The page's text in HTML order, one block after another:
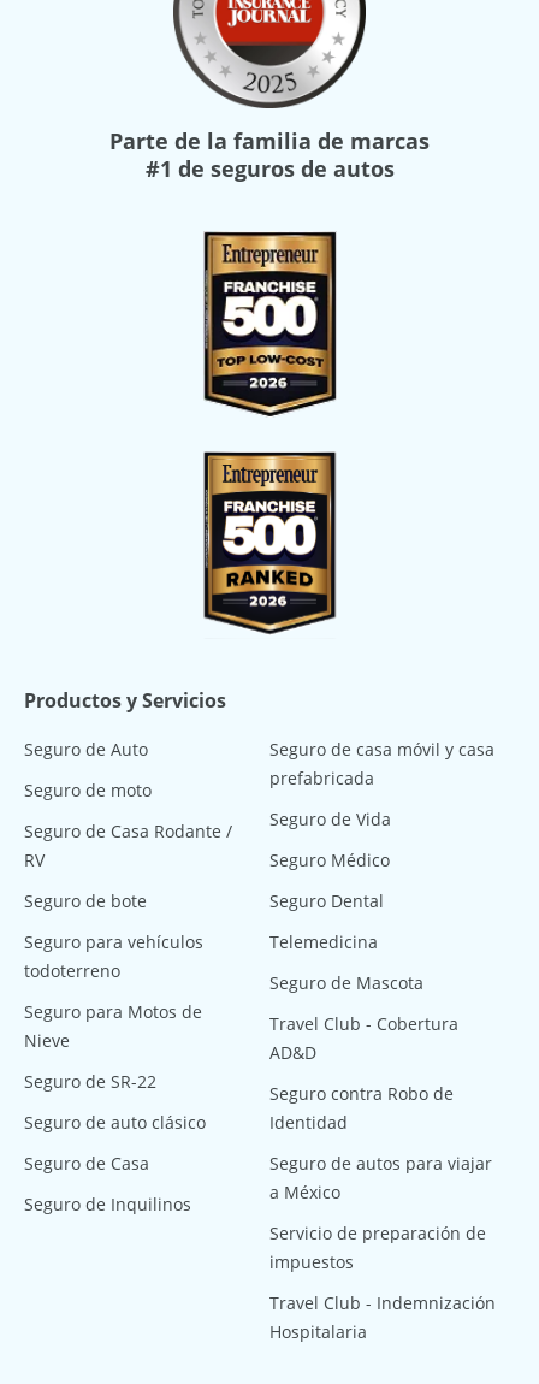
Parte de la familia de marcas
#1 de seguros de autos
Productos y Servicios
Seguro de Auto
Seguro de moto
Seguro de Casa Rodante /
RV
Seguro de bote
Seguro para vehículos
todoterreno
Seguro para Motos de
Nieve
Seguro de SR-22
Seguro de auto clásico
Seguro de Casa
Seguro de Inquilinos
Seguro de casa móvil y casa
prefabricada
Seguro de Vida
Seguro Médico
Seguro Dental
Telemedicina
Seguro de Mascota
Travel Club - Cobertura
AD&D
Seguro contra Robo de
Identidad
Seguro de autos para viajar
a México
Servicio de preparación de
impuestos
Travel Club - Indemnización
Hospitalaria